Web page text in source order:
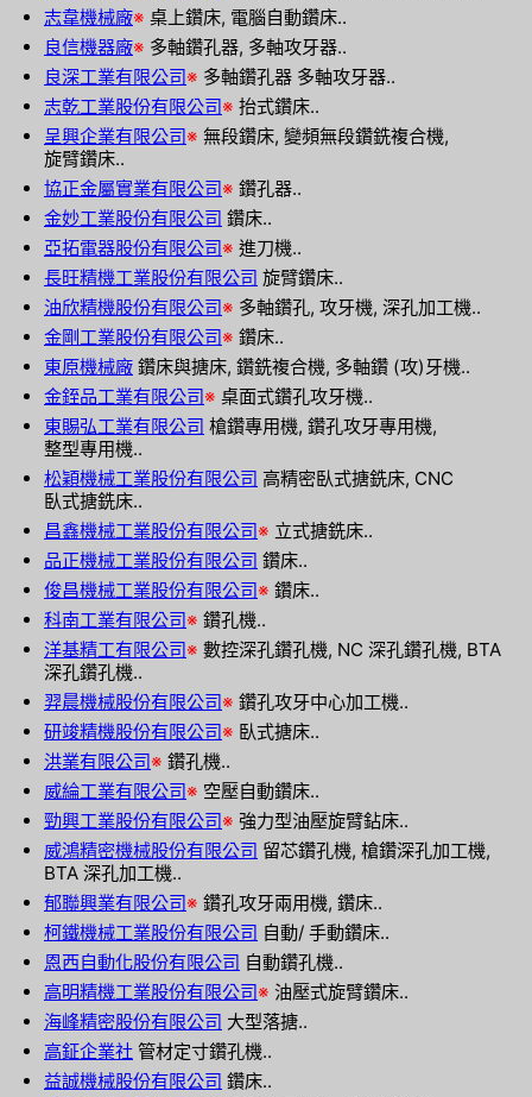
志韋機械廠※ 桌上鑽床, 電腦自動鑽床..
良信機器廠※ 多軸鑽孔器, 多軸攻牙器..
良深工業有限公司※ 多軸鑽孔器 多軸攻牙器..
志乾工業股份有限公司※ 抬式鑽床..
呈興企業有限公司※ 無段鑽床, 變頻無段鑽銑複合機,
旋臂鑽床..
協正金屬實業有限公司※ 鑽孔器..
金妙工業股份有限公司 鑽床..
亞拓電器股份有限公司※ 進刀機..
長旺精機工業股份有限公司 旋臂鑽床..
油欣精機股份有限公司※ 多軸鑽孔, 攻牙機, 深孔加工機..
金剛工業股份有限公司※ 鑽床..
東原機械廠 鑽床與搪床, 鑽銑複合機, 多軸鑽 (攻)牙機..
金銍品工業有限公司※ 桌面式鑽孔攻牙機..
東賜弘工業有限公司 槍鑽專用機, 鑽孔攻牙專用機,
整型專用機..
松穎機械工業股份有限公司 高精密臥式搪銑床, CNC
臥式搪銑床..
昌鑫機械工業股份有限公司※ 立式搪銑床..
品正機械工業股份有限公司 鑽床..
俊昌機械工業股份有限公司※ 鑽床..
科南工業有限公司※ 鑽孔機..
洋基精工有限公司※ 數控深孔鑽孔機, NC 深孔鑽孔機, BTA
深孔鑽孔機..
羿晨機械股份有限公司※ 鑽孔攻牙中心加工機..
研竣精機股份有限公司※ 臥式搪床..
洪業有限公司※ 鑽孔機..
威綸工業有限公司※ 空壓自動鑽床..
勁興工業股份有限公司※ 強力型油壓旋臂鉆床..
威鴻精密機械股份有限公司 留芯鑽孔機, 槍鑽深孔加工機,
BTA 深孔加工機..
郁聯興業有限公司※ 鑽孔攻牙兩用機, 鑽床..
柯鐵機械工業股份有限公司 自動/ 手動鑽床..
恩西自動化股份有限公司 自動鑽孔機..
高明精機工業股份有限公司※ 油壓式旋臂鑽床..
海峰精密股份有限公司 大型落搪..
高鉦企業社 管材定寸鑽孔機..
益誠機械股份有限公司 鑽床..